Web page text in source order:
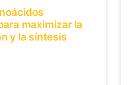
maximizar la
y la síntesis